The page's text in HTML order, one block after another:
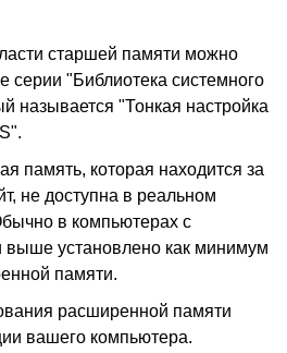
старшей памяти можно
серии "Библиотека системного
называется "Тонкая настройка
память, которая находится за
не доступна в реальном
в компьютерах с
выше установлено как минимум
памяти.
расширенной памяти
вашего компьютера.